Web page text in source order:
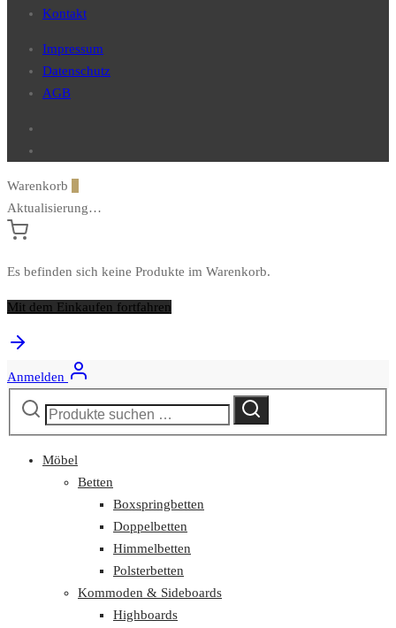
Kontakt
Impressum
Datenschutz
AGB
Warenkorb
Aktualisierung…
Es befinden sich keine Produkte im Warenkorb.
Mit dem Einkaufen fortfahren
Anmelden
Suchen
nach:
Suchen
Möbel
Betten
Boxspringbetten
Doppelbetten
Himmelbetten
Polsterbetten
Kommoden & Sideboards
Highboards